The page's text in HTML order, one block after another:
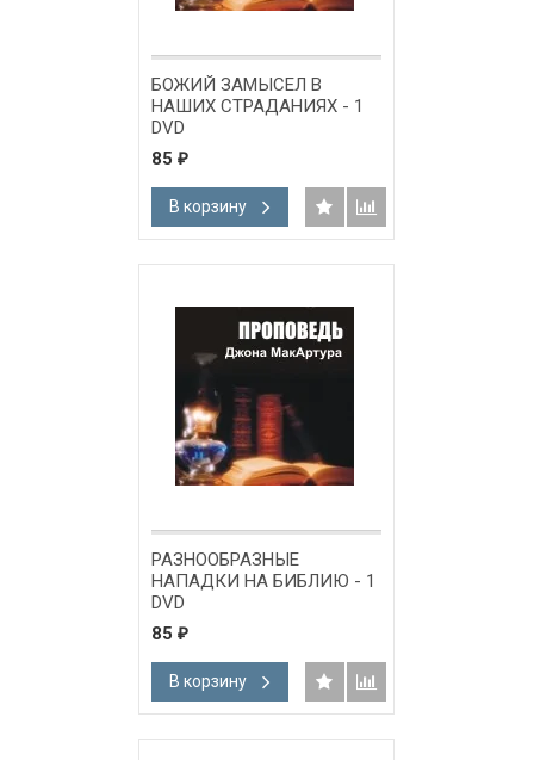
БОЖИЙ ЗАМЫСЕЛ В
НАШИХ СТРАДАНИЯХ - 1
DVD
85 ₽
В корзину
РАЗНООБРАЗНЫЕ
НАПАДКИ НА БИБЛИЮ - 1
DVD
85 ₽
В корзину